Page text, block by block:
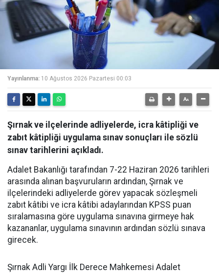
Yayınlanma: 10 Ağustos 2026 Pazartesi 00:03
Şırnak ve ilçelerinde adliyelerde, icra kâtipliği ve
zabıt kâtipliği uygulama sınav sonuçları ile sözlü
sınav tarihlerini açıkladı.
Adalet Bakanlığı tarafından 7-22 Haziran 2026 tarihleri
arasında alınan başvuruların ardından, Şırnak ve
ilçelerindeki adliyelerde görev yapacak sözleşmeli
zabıt kâtibi ve icra kâtibi adaylarından KPSS puan
sıralamasına göre uygulama sınavına girmeye hak
kazananlar, uygulama sınavının ardından sözlü sınava
girecek.
Şırnak Adli Yargı İlk Derece Mahkemesi Adalet